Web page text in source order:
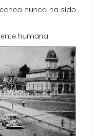
nunca ha sido
humana.